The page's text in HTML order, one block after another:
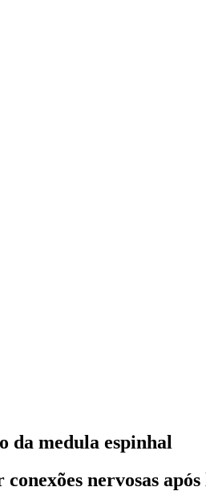
da medula espinhal
nervosas após